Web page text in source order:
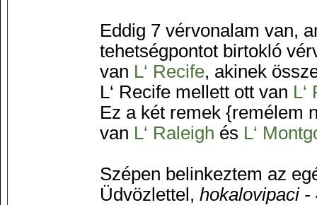
Eddig 7 vérvonalam van,
tehetségpontot birtokló
van L‘ Recife, akinek
L‘ Recife mellett ott van L‘
Ez a két remek {remélem
van L‘ Raleigh és L‘
Szépen belinkeztem az
Üdvözlettel, hokalovipaci -